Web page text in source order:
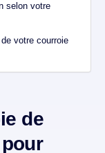
selon votre
votre courroie
de